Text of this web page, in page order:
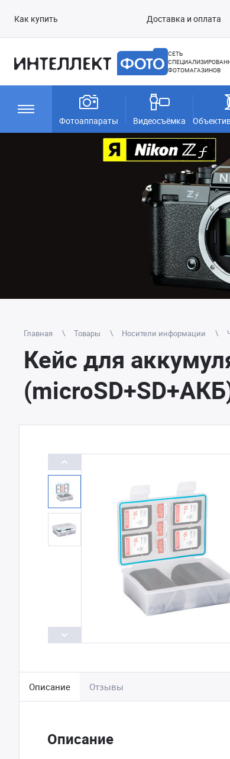
Как купить Доставка и оплата
СЕТЬ
ФОТОМАГАЗИНОВ
Фотоаппараты Видеосъёмка
Главная Товары Носители информации
Кейс для
Описание Отзывы
Описание